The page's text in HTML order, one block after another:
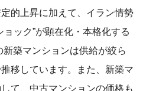
的上昇に加えて、イラン情勢
ック”が顕在化・本格化する
築マンションは供給が絞ら
移しています。また、新築マ
て、中古マンションの価格も